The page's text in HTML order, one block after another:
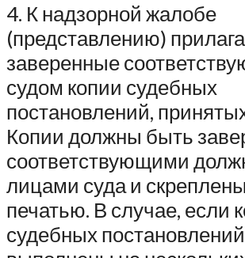
4. К надзорной жалобе
(представлению)
заверенные
судом копии судебных
постановлений,
Копии должны быть
соответствующими
лицами суда и
печатью. В случае, если
судебных постановлений